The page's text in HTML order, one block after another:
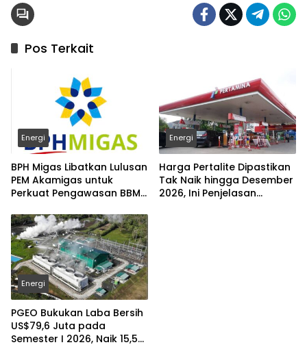
Pos Terkait
Energi
BPH Migas Libatkan Lulusan
PEM Akamigas untuk
Perkuat Pengawasan BBM
Energi
Harga Pertalite Dipastikan
Tak Naik hingga Desember
2026, Ini Penjelasan
Energi
PGEO Bukukan Laba Bersih
US$79,6 Juta pada
Semester I 2026, Naik 15,5